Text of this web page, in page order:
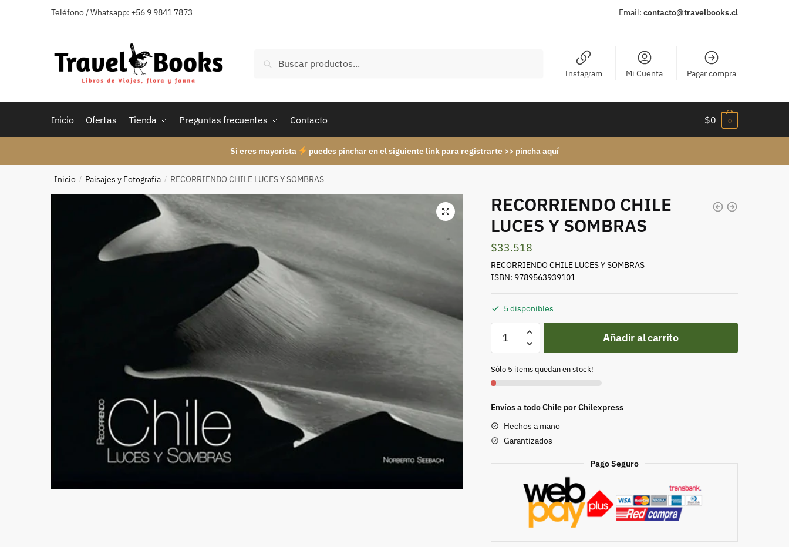
Teléfono / Whatsapp: +56 9 9841 7873 Email: contacto@travelbooks.cl
por:
Buscar
Instagram Mi Cuenta Pagar compra
Inicio Ofertas Tienda Preguntas frecuentes Contacto $0 0
Si eres mayorista puedes pinchar en el siguiente link para registrarte >> pincha aquí
Inicio / Paisajes y Fotografía / RECORRIENDO CHILE LUCES Y SOMBRAS
RECORRIENDO CHILE
LUCES Y SOMBRAS
$33.518
RECORRIENDO CHILE LUCES Y SOMBRAS
ISBN: 9789563939101
5 disponibles
RECORRIENDO
CHILE
Y
SOMBRAS
cantidad
Añadir al carrito
Sólo 5 items quedan en stock!
Envíos a todo Chile por Chilexpress
Hechos a mano
Garantizados
Pago Seguro